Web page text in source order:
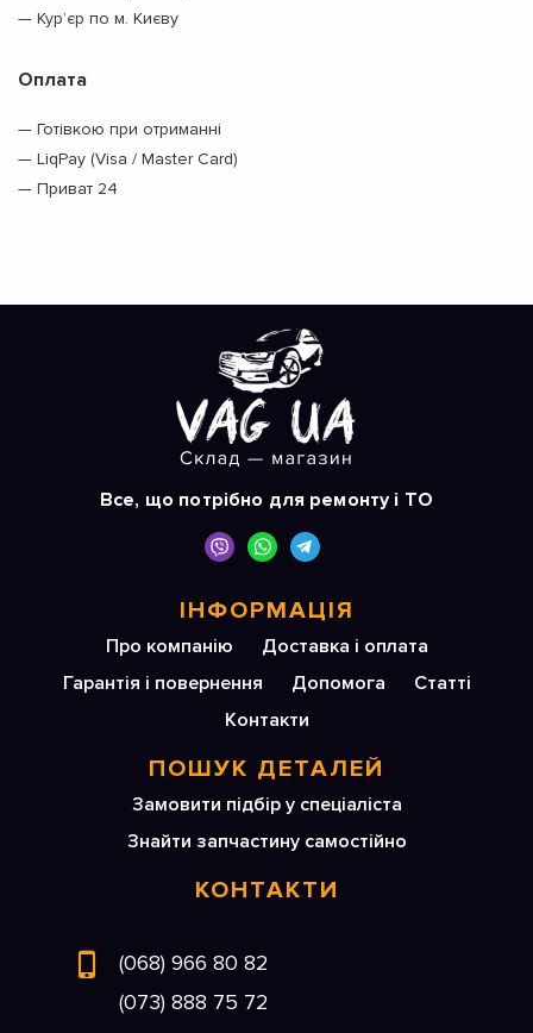
— Кур’єр по м. Києву
Оплата
— Готівкою при отриманні
— LiqPay (Visa / Master Card)
— Приват 24
Все, що потрібно для ремонту і ТО
ІНФОРМАЦІЯ
Про компанію
Доставка і оплата
Гарантія і повернення
Допомога
Статті
Контакти
ПОШУК ДЕТАЛЕЙ
Замовити підбір у спеціаліста
Знайти запчастину самостійно
КОНТАКТИ
(068) 966 80 82
(073) 888 75 72